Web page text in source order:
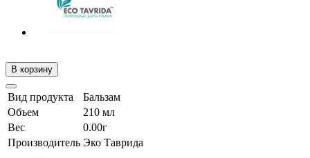
В корзину
Вид продукта
Бальзам
Объем
210 мл
Вес
0.00г
Производитель Эко Таврида